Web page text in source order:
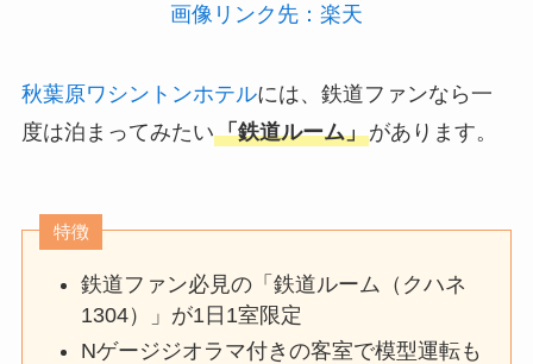
画像リンク先：楽天
秋葉原ワシントンホテルには、鉄道ファンなら一
度は泊まってみたい「鉄道ルーム」があります。
特徴
鉄道ファン必見の「鉄道ルーム（クハネ
1304）」が1日1室限定
Nゲージジオラマ付きの客室で模型運転も